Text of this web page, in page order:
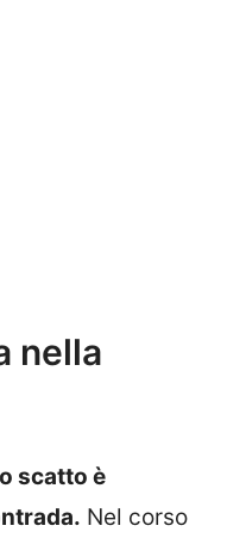
nella
scatto è
Nel corso